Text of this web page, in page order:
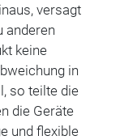
versagt
anderen
keine
in
so teilte die
die Geräte
und flexible